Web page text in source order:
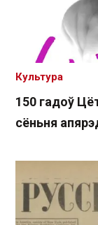
150 гадоў
сёньня
Культура